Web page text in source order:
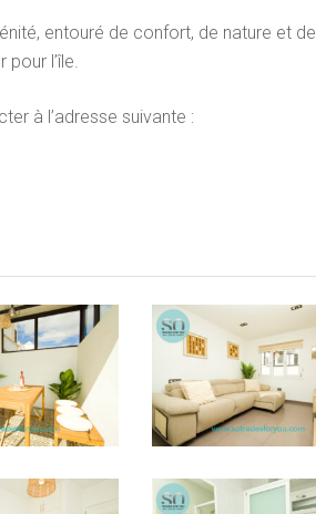
entouré de confort, de nature et de
l’île.
à l’adresse suivante :
STFY24
STFY43